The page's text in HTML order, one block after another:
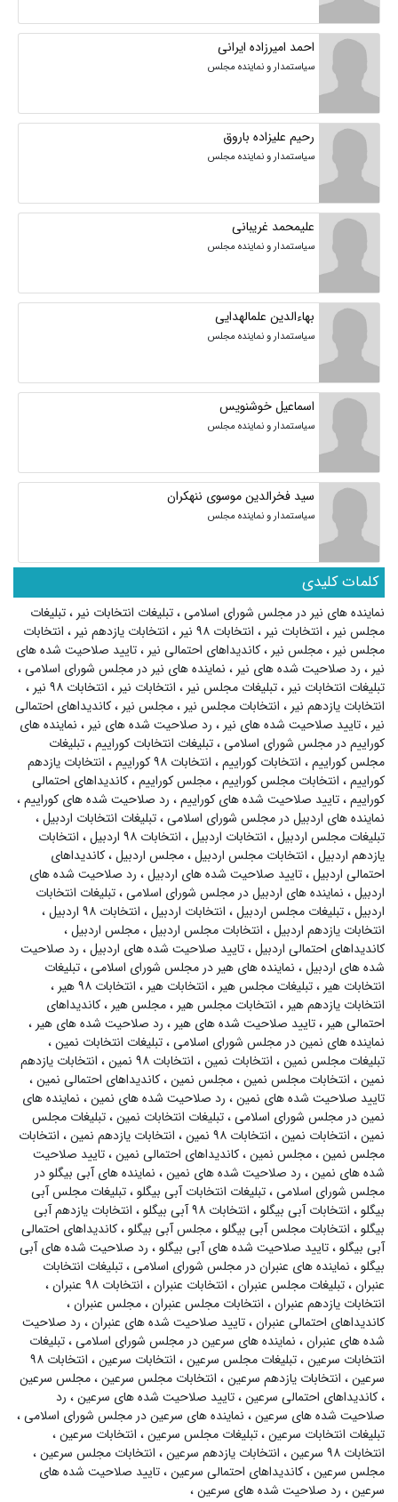
احمد امیرزاده ایرانی
سیاستمدار و نماینده مجلس
رحیم علیزاده باروق
سیاستمدار و نماینده مجلس
علیمحمد غریبانی
سیاستمدار و نماینده مجلس
بهاءالدین علمالهدایی
سیاستمدار و نماینده مجلس
اسماعیل خوشنویس
سیاستمدار و نماینده مجلس
سید فخرالدین موسوی ننهکران
سیاستمدار و نماینده مجلس
کلمات کلیدی
نماینده های نیر در مجلس شورای اسلامی،تبلیغات انتخابات نیر ،تبلیغات
مجلس نیر ، انتخابات نیر ، انتخابات ۹۸ نیر ، انتخابات یازدهم نیر ، انتخابات
مجلس نیر ،مجلس نیر ،کاندیداهای احتمالی نیر ،تایید صلاحیت شده های
نیر ، رد صلاحیت شده های نیر ، نماینده های نیر در مجلس شورای اسلامی،
تبلیغات انتخابات نیر ،تبلیغات مجلس نیر ، انتخابات نیر ، انتخابات ۹۸ نیر
،
انتخابات یازدهم نیر ، انتخابات مجلس نیر ،مجلس نیر ،کاندیداهای احتمالی
نیر ،تایید صلاحیت شده های نیر ، رد صلاحیت شده های نیر ، نماینده های
کوراییم در مجلس شورای اسلامی،تبلیغات انتخابات کوراییم،تبلیغات
مجلس کوراییم، انتخابات کوراییم، انتخابات ۹۸ کوراییم ، انتخابات یازدهم
کوراییم، انتخابات مجلس کوراییم،مجلس کوراییم،کاندیداهای احتمالی
کوراییم،تایید صلاحیت شده های کوراییم، رد صلاحیت شده های کوراییم،
نماینده های اردبیل در مجلس شورای اسلامی،تبلیغات انتخابات اردبیل،
تبلیغات مجلس اردبیل، انتخابات اردبیل، انتخابات ۹۸ اردبیل ، انتخابات
یازدهم اردبیل، انتخابات مجلس اردبیل،مجلس اردبیل،کاندیداهای
احتمالی اردبیل،تایید صلاحیت شده های اردبیل، رد صلاحیت شده های
اردبیل، نماینده های اردبیل در مجلس شورای اسلامی،تبلیغات انتخابات
اردبیل،تبلیغات مجلس اردبیل، انتخابات اردبیل، انتخابات ۹۸ اردبیل
،
انتخابات یازدهم اردبیل، انتخابات مجلس اردبیل،مجلس اردبیل،
کاندیداهای احتمالی اردبیل،تایید صلاحیت شده های اردبیل، رد صلاحیت
شده های اردبیل، نماینده های هیر در مجلس شورای اسلامی،تبلیغات
انتخابات هیر ،تبلیغات مجلس هیر ، انتخابات هیر ، انتخابات ۹۸ هیر
،
انتخابات یازدهم هیر ، انتخابات مجلس هیر ،مجلس هیر ،کاندیداهای
احتمالی هیر ،تایید صلاحیت شده های هیر ، رد صلاحیت شده های هیر ،
نماینده های نمین در مجلس شورای اسلامی،تبلیغات انتخابات نمین،
تبلیغات مجلس نمین، انتخابات نمین، انتخابات ۹۸ نمین ، انتخابات یازدهم
نمین، انتخابات مجلس نمین،مجلس نمین،کاندیداهای احتمالی نمین،
تایید صلاحیت شده های نمین، رد صلاحیت شده های نمین، نماینده های
نمین در مجلس شورای اسلامی،تبلیغات انتخابات نمین،تبلیغات مجلس
نمین، انتخابات نمین، انتخابات ۹۸ نمین ، انتخابات یازدهم نمین، انتخابات
مجلس نمین،مجلس نمین،کاندیداهای احتمالی نمین،تایید صلاحیت
شده های نمین، رد صلاحیت شده های نمین، نماینده های آبی بیگلو در
مجلس شورای اسلامی،تبلیغات انتخابات آبی بیگلو،تبلیغات مجلس آبی
بیگلو، انتخابات آبی بیگلو، انتخابات ۹۸ آبی بیگلو ، انتخابات یازدهم آبی
بیگلو، انتخابات مجلس آبی بیگلو،مجلس آبی بیگلو،کاندیداهای احتمالی
آبی بیگلو،تایید صلاحیت شده های آبی بیگلو، رد صلاحیت شده های آبی
بیگلو، نماینده های عنبران در مجلس شورای اسلامی،تبلیغات انتخابات
عنبران،تبلیغات مجلس عنبران، انتخابات عنبران، انتخابات ۹۸ عنبران
،
انتخابات یازدهم عنبران، انتخابات مجلس عنبران،مجلس عنبران،
کاندیداهای احتمالی عنبران،تایید صلاحیت شده های عنبران، رد صلاحیت
شده های عنبران، نماینده های سرعین در مجلس شورای اسلامی،تبلیغات
انتخابات سرعین،تبلیغات مجلس سرعین، انتخابات سرعین،
انتخابات ۹۸
سرعین، انتخابات یازدهم سرعین، انتخابات مجلس سرعین،مجلس سرعین
،کاندیداهای احتمالی سرعین،تایید صلاحیت شده های سرعین، رد
صلاحیت شده های سرعین، نماینده های سرعین در مجلس شورای اسلامی،
تبلیغات انتخابات سرعین،تبلیغات مجلس سرعین، انتخابات سرعین،
انتخابات ۹۸ سرعین
، انتخابات یازدهم سرعین، انتخابات مجلس سرعین،
مجلس سرعین،کاندیداهای احتمالی سرعین،تایید صلاحیت شده های
سرعین، رد صلاحیت شده های سرعین،